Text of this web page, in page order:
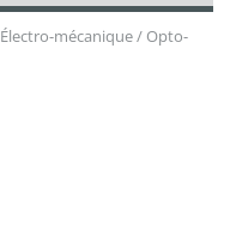
Électro-mécanique / Opto-